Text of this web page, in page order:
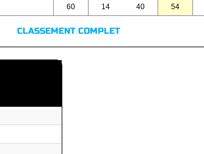
60 14 40 54
CLASSEMENT COMPLET